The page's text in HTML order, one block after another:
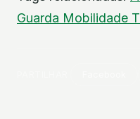
Guarda Mobilidade